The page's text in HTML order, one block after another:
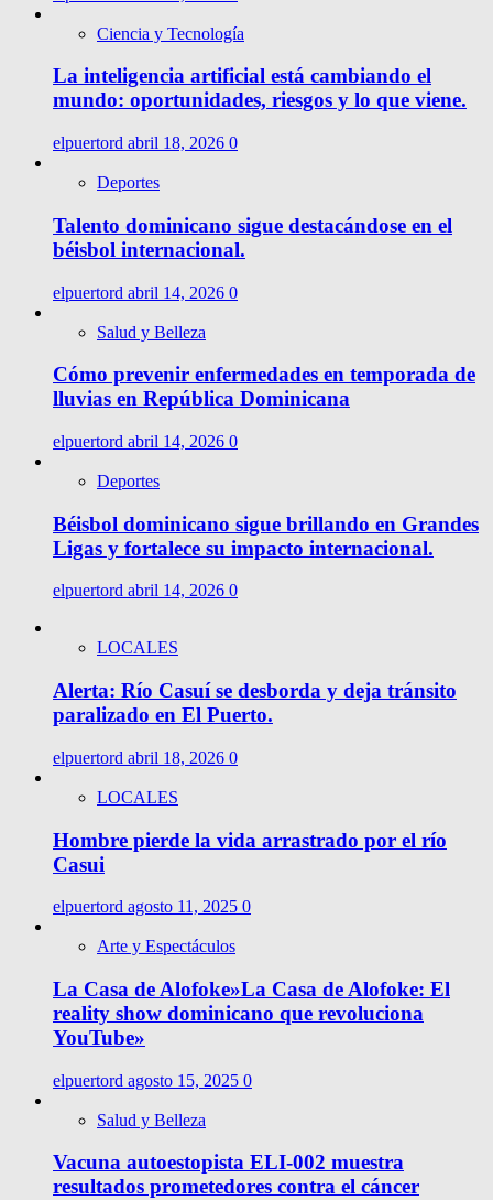
Ciencia y Tecnología
La inteligencia artificial está cambiando el
mundo: oportunidades, riesgos y lo que viene.
elpuertord abril 18, 2026 0
Deportes
Talento dominicano sigue destacándose en el
béisbol internacional.
elpuertord abril 14, 2026 0
Salud y Belleza
Cómo prevenir enfermedades en temporada de
lluvias en República Dominicana
elpuertord abril 14, 2026 0
Deportes
Béisbol dominicano sigue brillando en Grandes
Ligas y fortalece su impacto internacional.
elpuertord abril 14, 2026 0
LOCALES
Alerta: Río Casuí se desborda y deja tránsito
paralizado en El Puerto.
elpuertord abril 18, 2026 0
LOCALES
Hombre pierde la vida arrastrado por el río
Casui
elpuertord agosto 11, 2025 0
Arte y Espectáculos
La Casa de Alofoke»La Casa de Alofoke: El
reality show dominicano que revoluciona
YouTube»
elpuertord agosto 15, 2025 0
Salud y Belleza
Vacuna autoestopista ELI-002 muestra
resultados prometedores contra el cáncer